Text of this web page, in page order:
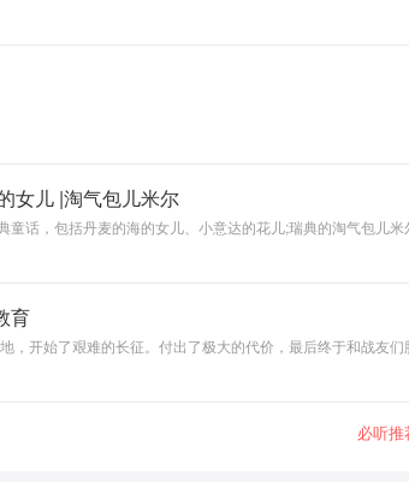
女儿 |淘气包儿米尔
话，包括丹麦的海的女儿、小意达的花儿;瑞典的淘气包儿
现了北欧童话想象绚丽的艺术特色。全书语言流畅优美，主
育
，开始了艰难的长征。付出了极大的代价，最后终于和战友
1/华兴出￥华
必听推